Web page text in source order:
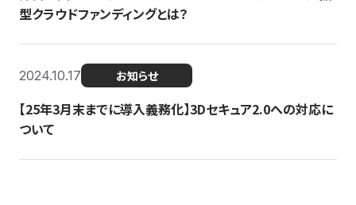
型クラウドファンディングとは？
2024.10.17 お知らせ
【25年3月末までに導入義務化】3Dセキュア2.0への対応に
ついて